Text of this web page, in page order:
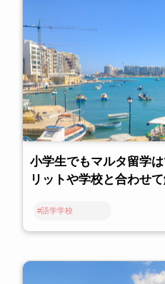
小学生でもマルタ留学
リットや学校と合わせ
#語学学校